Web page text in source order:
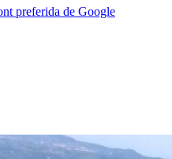
preferida de Google